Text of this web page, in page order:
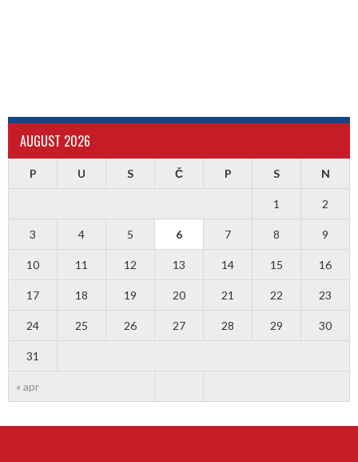
AUGUST 2026
P U S Č P S N
« apr
1 2
3 4 5 6 7 8 9
10 11 12 13 14 15 16
17 18 19 20 21 22 23
24 25 26 27 28 29 30
31